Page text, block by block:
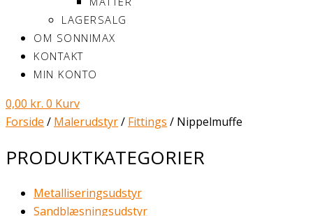
LAGERSALG
OM SONNIMAX
KONTAKT
MIN KONTO
0,00 kr. 0 Kurv
Forside / Malerudstyr/ Fittings / Nippelmuffe
PRODUKTKATEGORIER
Metalliseringsudstyr
Sandblæsningsudstyr